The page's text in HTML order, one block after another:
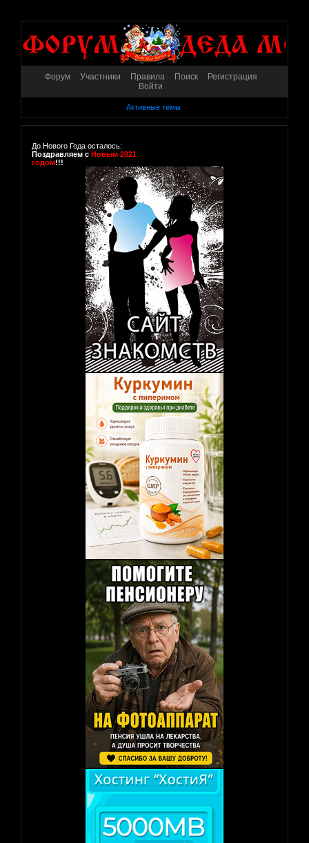
Форум Участники Правила Поиск
Регистрация
Войти
Активные темы
До Нового Года осталось:
Поздравляем с Новым 2021
годом!!!